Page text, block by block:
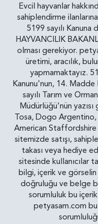
Evcil hayvanlar
sahiplendirme
5199 sayılı
HAYVANCILIK
olması gerekiyor.
üretimi, aracılık,
yapmamaktayız.
Kanunu'nun, 14.
sayılı Tarım ve
Müdürlüğü'nün
Tosa, Dogo Argentino,
American Staffordshire
sitemizde satışı,
takası veya hediye
sitesinde kullanıcılar
bilgi, içerik ve
doğruluğu ve belge
sorumluluk bu
petyasam.com